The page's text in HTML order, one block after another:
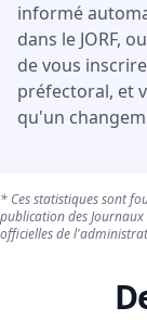
informé
dans le JORF,
de vous
préfectoral, et
qu'un
* Ces statistiques sont
publication des Journaux
officielles de